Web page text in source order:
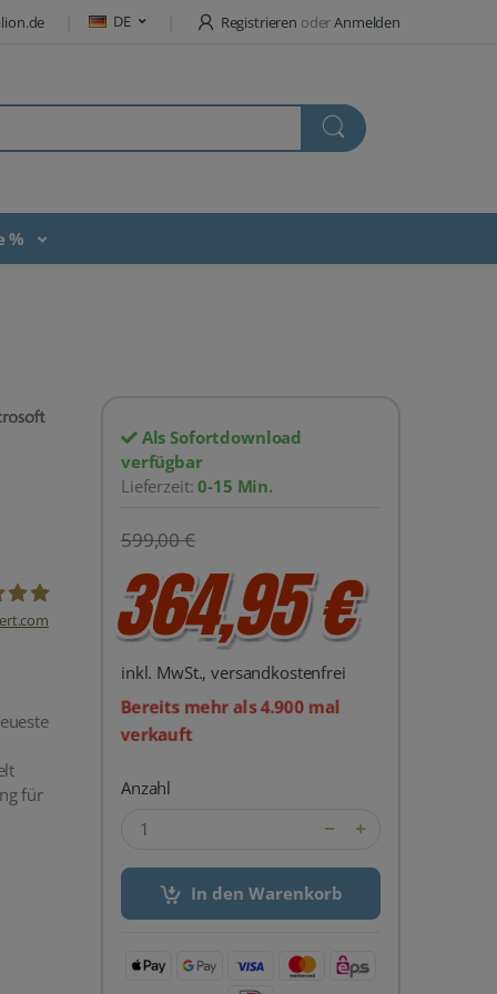
DE Registrieren oderAnmelden
%
für
Als Sofortdownload
verfügbar
Lieferzeit:0-15 Min.
599,00 €
364,95 €
inkl. MwSt., versandkostenfrei
Bereits mehr als 4.900 mal
verkauft
Anzahl
In den Warenkorb